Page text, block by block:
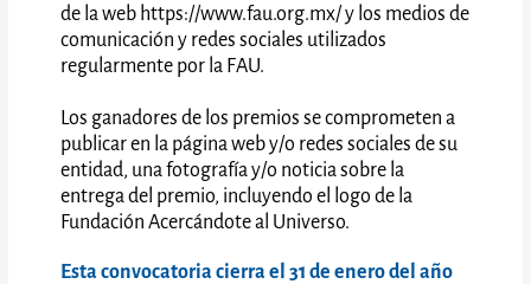
de la web https://www.fau.org.mx/ y los medios de
comunicación y redes sociales utilizados
regularmente por la FAU.
Los ganadores de los premios se comprometen a
publicar en la página web y/o redes sociales de su
entidad, una fotografía y/o noticia sobre la
entrega del premio, incluyendo el logo de la
Fundación Acercándote al Universo.
Esta convocatoria cierra el 31 de enero del año